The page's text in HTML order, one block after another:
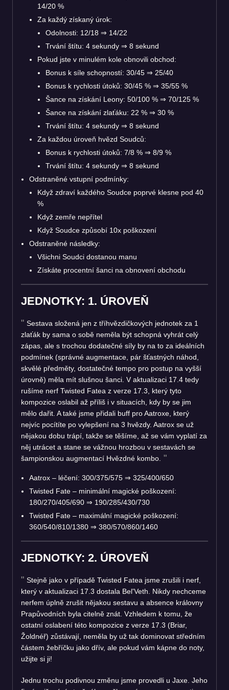
14/20 %
Za každý získaný úrok:
Odolnosti: 12/18 ⇒ 14/22
Trvání štítu: 4 sekundy ⇒ 8 sekund
Pokud jste v minulém kole obnovili obchod:
Bonus k síle schopností: 30/45 ⇒ 25/40
Bonus k rychlosti útoků: 30/45 % ⇒ 35/55 %
Šance na získání Leony: 50/100 % ⇒ 70/125 %
Šance na získání zlaťáku: 22 % ⇒ 30 %
Trvání štítu: 4 sekundy ⇒ 8 sekund
Za každou úroveň hvězd Soudců:
Bonus k rychlosti útoků: 7/8 % ⇒ 8/9 %
Trvání štítu: 4 sekundy ⇒ 8 sekund
Odstraněné vstupní podmínky:
Když zdraví každého Soudce poprvé klesne pod 40
%
Když zemře nepřítel
Když Soudce způsobí 10x poškození
Odstraněné následky:
Všichni Soudci dostanou manu
Získáte procentní šanci na obnovení obchodu
JEDNOTKY: 1. ÚROVEŇ
Sestava složená jen z tříhvězdičkových jednotek za 1
zlaťák by sama o sobě neměla být schopná vyhrát celý
zápas, ale s trochou dodatečné síly by na to za ideálních
podmínek (správné augmentace, pár šťastných náhod,
skvělé předměty, dostatečné tempo pro postup na vyšší
úrovně) měla mít slušnou šanci. V aktualizaci 17.4 tedy
rušíme nerf Twisted Fatea z verze 17.3, který tyto
kompozice oslabil až příliš i v situacích, kdy by se jim
mělo dařit. A také jsme přidali buff pro Aatroxe, který
nejvíc pocítíte po vylepšení na 3 hvězdy. Aatrox se už
nějakou dobu trápí, takže se těšíme, až se vám vyplatí za
něj utrácet a stane se vážnou hrozbou v sestavách se
šampionskou augmentací Hvězdné kombo.
Aatrox – léčení: 300/375/575 ⇒ 325/400/650
Twisted Fate – minimální magické poškození:
180/270/405/690 ⇒ 190/285/430/730
Twisted Fate – maximální magické poškození:
360/540/810/1380 ⇒ 380/570/860/1460
JEDNOTKY: 2. ÚROVEŇ
Stejně jako v případě Twisted Fatea jsme zrušili i nerf,
který v aktualizaci 17.3 dostala Bel'Veth. Nikdy nechceme
nerfem úplně zrušit nějakou sestavu a absence královny
Prapůvodních byla citelně znát. Vzhledem k tomu, že
ostatní oslabení této kompozice z verze 17.3 (Briar,
Žoldnéř) zůstávají, neměla by už tak dominovat středním
částem žebříčku jako dřív, ale pokud vám kápne do noty,
užijte si ji!
Jednu trochu podivnou změnu jsme provedli u Jaxe. Jeho